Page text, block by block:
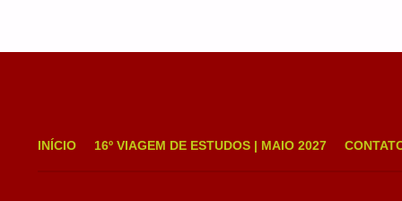
INÍCIO 16º VIAGEM DE ESTUDOS | MAIO 2027